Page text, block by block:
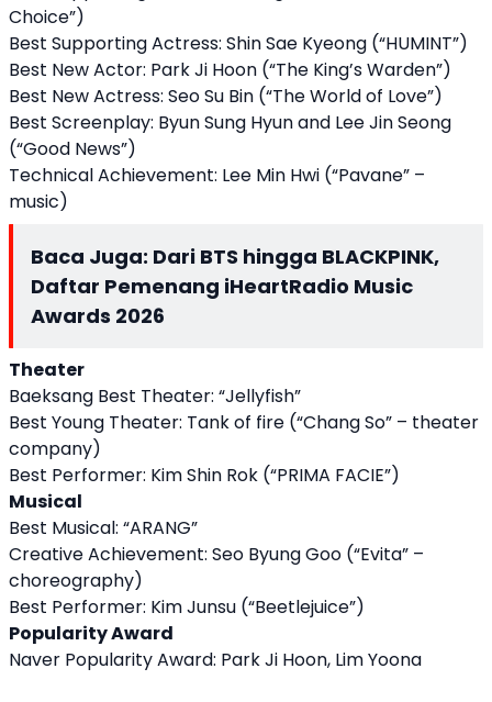
Choice”)
Best Supporting Actress: Shin Sae Kyeong (“HUMINT”)
Best New Actor: Park Ji Hoon (“The King’s Warden”)
Best New Actress: Seo Su Bin (“The World of Love”)
Best Screenplay: Byun Sung Hyun and Lee Jin Seong
(“Good News”)
Technical Achievement: Lee Min Hwi (“Pavane” –
music)
Baca Juga: Dari BTS hingga BLACKPINK,
Daftar Pemenang iHeartRadio Music
Awards 2026
Theater
Baeksang Best Theater: “Jellyfish”
Best Young Theater: Tank of fire (“Chang So” – theater
company)
Best Performer: Kim Shin Rok (“PRIMA FACIE”)
Musical
Best Musical: “ARANG”
Creative Achievement: Seo Byung Goo (“Evita” –
choreography)
Best Performer: Kim Junsu (“Beetlejuice”)
Popularity Award
Naver Popularity Award: Park Ji Hoon, Lim Yoona